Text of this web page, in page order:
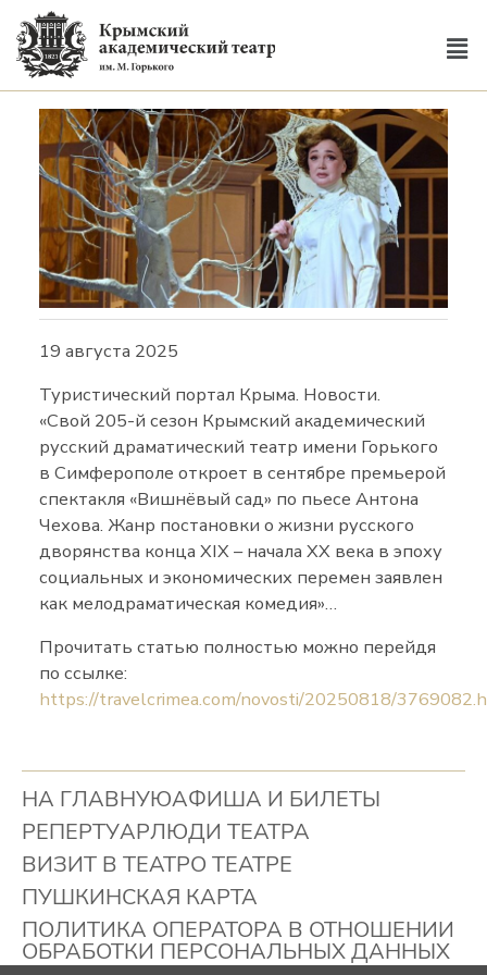
19 августа 2025
Туристический портал Крыма. Новости.
«Свой 205-й сезон Крымский академический
русский драматический театр имени Горького
в Симферополе откроет в сентябре премьерой
спектакля «Вишнёвый сад» по пьесе Антона
Чехова. Жанр постановки о жизни русского
дворянства конца XIX – начала XX века в эпоху
социальных и экономических перемен заявлен
как мелодраматическая комедия»…
Прочитать статью полностью можно перейдя
по ссылке:
https://travelcrimea.com/novosti/20250818/
НА ГЛАВНУЮАФИША И БИЛЕТЫ
РЕПЕРТУАРЛЮДИ ТЕАТРА
ВИЗИТ В ТЕАТРО ТЕАТРЕ
ПУШКИНСКАЯ КАРТА
ПОЛИТИКА ОПЕРАТОРА В ОТНОШЕНИИ
ОБРАБОТКИ ПЕРСОНАЛЬНЫХ ДАННЫХ